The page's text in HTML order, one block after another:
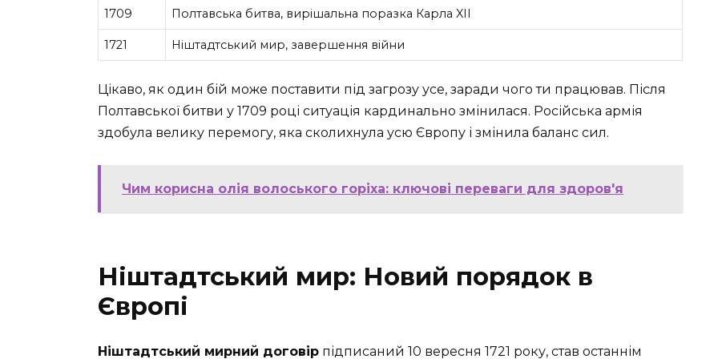
1709 Полтавська битва, вирішальна поразка Карла XII
1721 Ніштадтський мир, завершення війни
Цікаво, як один бій може поставити під загрозу усе, заради чого ти працював. Після
Полтавської битви у 1709 році ситуація кардинально змінилася. Російська армія
здобула велику перемогу, яка сколихнула усю Європу і змінила баланс сил.
Чим корисна олія волоського горіха: ключові переваги для здоров'я
Ніштадтський мир: Новий порядок в
Європі
Ніштадтський мирний договір підписаний 10 вересня 1721 року, став останнім